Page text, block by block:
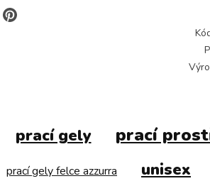
prací gely prací
prací gely felce azzurra unisex